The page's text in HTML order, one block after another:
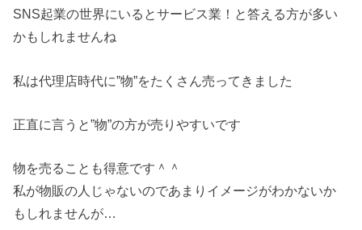
SNS起業の世界にいるとサービス業！と答える方が多い
かもしれませんね
私は代理店時代に”物”をたくさん売ってきました
正直に言うと”物”の方が売りやすいです
物を売ることも得意です＾＾
私が物販の人じゃないのであまりイメージがわかないか
もしれませんが…